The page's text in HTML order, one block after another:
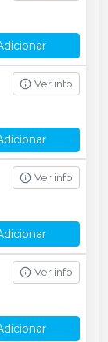
Ver info
Ver info
Ver info